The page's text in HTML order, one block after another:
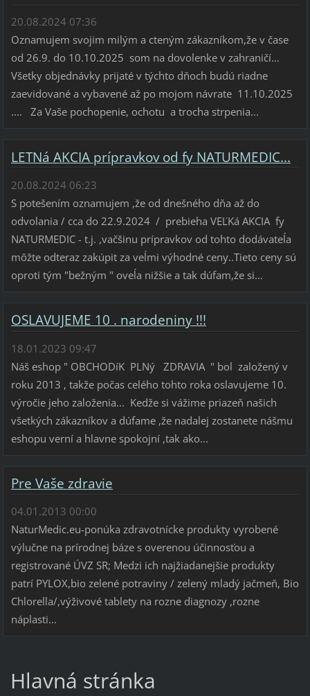
20.08.2024 07:36
Oznamujem svojim milým a cteným zákazníkom,že v čase
od 26.9. do 10.10.2025 som na dovolenke v zahraničí...
Všetky objednávky prijaté v týchto dňoch budú riadne
zaevidované a vybavené až po mojom návrate 11.10.2025
.... Za Vaše pochopenie, ochotu a trocha strpenia...
LETNá AKCIA prípravkov od fy NATURMEDIC...
20.08.2024 06:23
S potešením oznamujem ,že od dnešného dňa až do
odvolania / cca do 22.9.2024 / prebieha VEĽKá AKCIA fy
NATURMEDIC - t.j. ,vačšinu prípravkov od tohto dodávateĺa
môžte odteraz zakúpit za veĺmi výhodné ceny..Tieto ceny sú
oproti tým "bežným " oveĺa nižšie a tak dúfam,že si...
OSLAVUJEME 10 . narodeniny !!!
18.01.2023 09:47
Náš eshop " OBCHODíK PLNý ZDRAVIA " bol založený v
roku 2013 , takže počas celého tohto roka oslavujeme 10.
výročie jeho založenia... Kedže si vážime priazeň našich
všetkých zákazníkov a dúfame ,že nadalej zostanete nášmu
eshopu verní a hlavne spokojní ,tak ako...
Pre Vaše zdravie
04.01.2013 00:00
NaturMedic.eu-ponúka zdravotnícke produkty vyrobené
výlučne na prírodnej báze s overenou účinnosťou a
registrované ÚVZ SR; Medzi ich najžiadanejšie produkty
patrí PYLOX,bio zelené potraviny / zelený mladý jačmeň, Bio
Chlorella/,výživové tablety na rozne diagnozy ,rozne
náplasti...
Hlavná stránka